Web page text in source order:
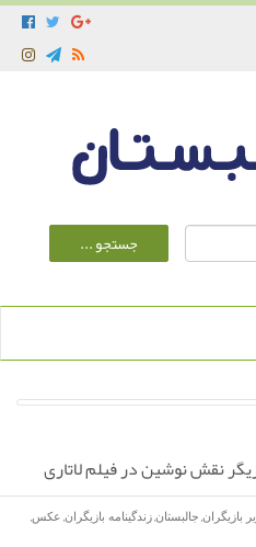
نقش نوشین در فیلم لاتاری
بازیگران, جالبستان,زندگینامه بازیگران, عکس,